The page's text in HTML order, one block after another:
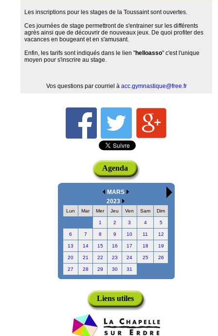
Les inscriptions pour les stages de la Toussaint sont ouvertes.
Ces journées de stage permettront de s'entrainer sur les différents
agrès ainsi que de découvrir de nouveaux jeux. De quoi profiter des
vacances en bougeant et en s'amusant.
Enfin, les tarifs sont indiqués dans le lien "helloasso" c'est l'unique
moyen pour s'inscrire au stage.
Vos questions par courriel à acc.gymnastique@free.fr
Agenda
MARS
2023
Lun Mar Mer Jeu Ven Sam Dim
1 2 3 4 5
6 7 8 9 10 11 12
13 14 15 16 17 18 19
20 21 22 23 24 25 26
27 28 29 30 31
Liens utiles